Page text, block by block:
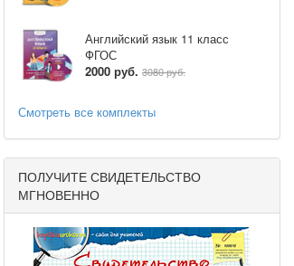
Английский язык 11 класс
ФГОС
2000 руб. 3080 руб.
Смотреть все комплекты
ПОЛУЧИТЕ СВИДЕТЕЛЬСТВО
МГНОВЕННО